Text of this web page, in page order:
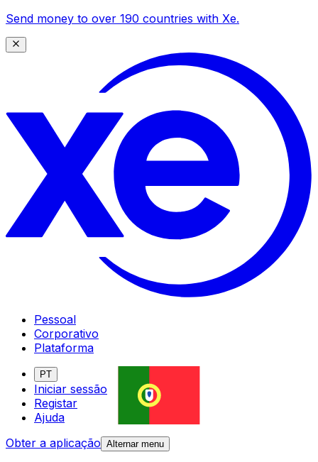
Send money to over 190 countries with Xe.
Pessoal
Corporativo
Plataforma
PT
Iniciar sessão
Registar
Ajuda
Obter a aplicação Alternar menu